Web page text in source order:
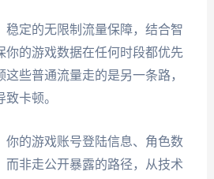
稳定的无限制流量保障，结合智
你的游戏数据在任何时段都优先
些普通流量走的是另一条路，
卡顿。
你的游戏账号登陆信息、角色数
而非走公开暴露的路径，从技术